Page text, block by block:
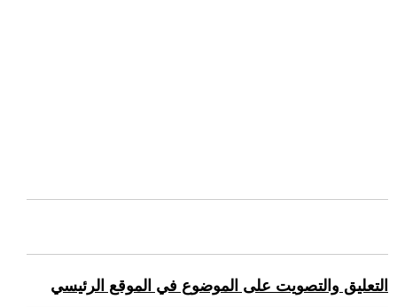
التعليق والتصويت على الموضوع في الموقع الرئيسي